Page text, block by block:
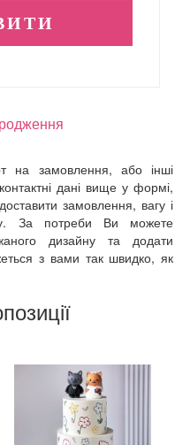
на замовлення, або інші
дані вище у формі,
замовлення, вагу і
За потреби Ви можете
дизайну та додати
з вами так швидко, як